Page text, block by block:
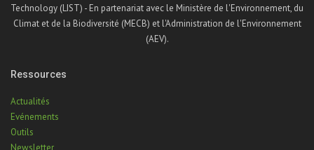
Technology (LIST) - En partenariat avec le Ministère de l'Environnement, du
Climat et de la Biodiversité (MECB) et l'Administration de l'Environnement
(AEV).
Ressources
Actualités
Evénements
Outils